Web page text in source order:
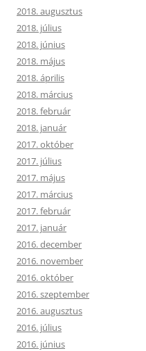
2018. augusztus
2018. július
2018. június
2018. május
2018. április
2018. március
2018. február
2018. január
2017. október
2017. július
2017. május
2017. március
2017. február
2017. január
2016. december
2016. november
2016. október
2016. szeptember
2016. augusztus
2016. július
2016. június